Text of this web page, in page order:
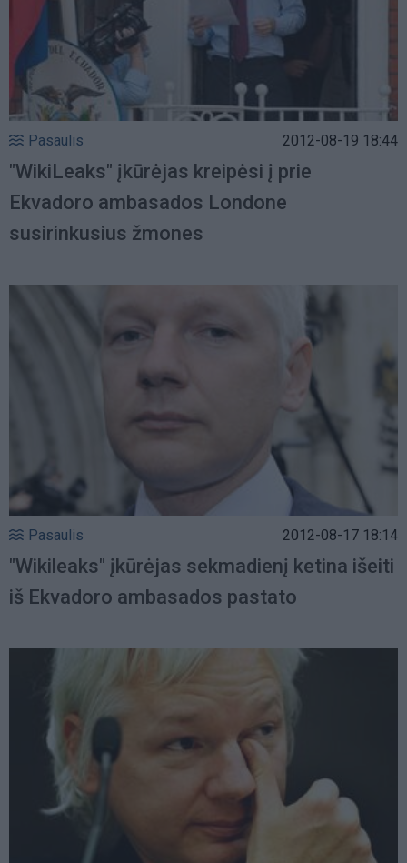
Pasaulis 2012-08-19 18:44
"WikiLeaks" įkūrėjas kreipėsi į prie
Ekvadoro ambasados Londone
susirinkusius žmones
Pasaulis 2012-08-17 18:14
"Wikileaks" įkūrėjas sekmadienį ketina išeiti
iš Ekvadoro ambasados pastato